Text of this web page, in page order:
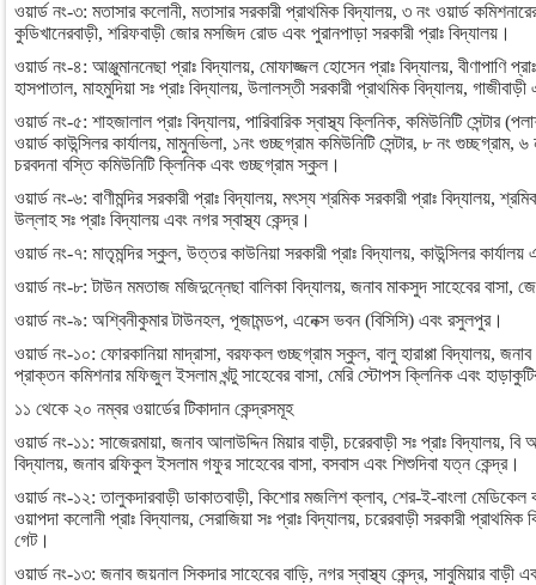
ওয়ার্ড নং-৩: মতাসার কলোনী, মতাসার সরকারী প্রাথমিক বিদ্যালয়, ৩ নং ওয়ার্ড
কুডিখানেরবাড়ী, শরিফবাড়ী জোর মসজিদ রোড এবং পুরানপাড়া সরকারী প্রাঃ বিদ্যালয়।
ওয়ার্ড নং-৪: আঞ্জুমাননেছা প্রাঃ বিদ্যালয়, মোফাজ্জল হোসেন প্রাঃ বিদ্যালয়, বীণাপাণি
হাসপাতাল, মাহমুদিয়া সঃ প্রাঃ বিদ্যালয়, উলালস্তী সরকারী প্রাথমিক বিদ্যালয়,
ওয়ার্ড নং-৫: শাহজালাল প্রাঃ বিদ্যালয়, পারিবারিক স্বাস্থ্য ক্লিনিক, কমিউনিটি সেন্টার
ওয়ার্ড কাউন্সিলর কার্যালয়, মামুনভিলা, ১নং গুচ্ছগ্রাম কমিউনিটি সেন্টার, ৮ নং গুচ্ছগ্রাম, ৬
চরবদনা বস্তি কমিউনিটি ক্লিনিক এবং গুচ্ছগ্রাম স্কুল।
ওয়ার্ড নং-৬: বাণীমন্দির সরকারী প্রাঃ বিদ্যালয়, মৎস্য শ্রমিক সরকারী প্রাঃ বিদ্যালয়,
উল্লাহ সঃ প্রাঃ বিদ্যালয় এবং নগর স্বাস্থ্য কেন্দ্র।
ওয়ার্ড নং-৭: মাতৃমন্দির স্কুল, উত্তর কাউনিয়া সরকারী প্রাঃ বিদ্যালয়, কাউন্সিলর
ওয়ার্ড নং-৮: টাউন মমতাজ মজিদুন্নেছা বালিকা বিদ্যালয়, জনাব মাকসুদ সাহেবের বাসা,
ওয়ার্ড নং-৯: অশ্বিনীকুমার টাউনহল, পূজামন্ডপ, এনেক্স ভবন (বিসিসি) এবং রসুলপুর।
ওয়ার্ড নং-১০: ফোরকানিয়া মাদ্রাসা, বরফকল গুচ্ছগ্রাম স্কুল, বালু হারাপ্পা বিদ্যালয়,
প্রাক্তন কমিশনার মফিজুল ইসলাম খন্টু সাহেবের বাসা, মেরি স্টোপস ক্লিনিক এবং
১১ থেকে ২০ নম্বর ওয়ার্ডের টিকাদান কেন্দ্রসমূহ
ওয়ার্ড নং-১১: সাজেরমায়া, জনাব আলাউদ্দিন মিয়ার বাড়ী, চরেরবাড়ী সঃ প্রাঃ বিদ্যালয়,
বিদ্যালয়, জনাব রফিকুল ইসলাম গফুর সাহেবের বাসা, বসবাস এবং শিশুদিবা যত্ন কেন্দ্র।
ওয়ার্ড নং-১২: তালুকদারবাড়ী ডাকাতবাড়ী, কিশোর মজলিশ ক্লাব, শের-ই-বাংলা
ওয়াপদা কলোনী প্রাঃ বিদ্যালয়, সেরাজিয়া সঃ প্রাঃ বিদ্যালয়, চরেরবাড়ী সরকারী
গেট।
ওয়ার্ড নং-১৩: জনাব জয়নাল সিকদার সাহেবের বাড়ি, নগর স্বাস্থ্য কেন্দ্র, সাবুমিয়ার বাড়ী